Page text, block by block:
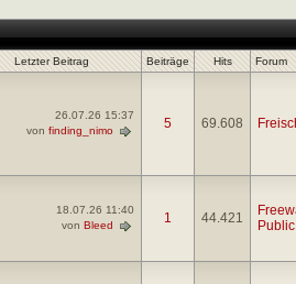
Letzter Beitrag Beiträge Hits Forum
26.07.26 15:37
von finding_nimo 5 69.608
18.07.26 11:40
von Bleed 1 44.421